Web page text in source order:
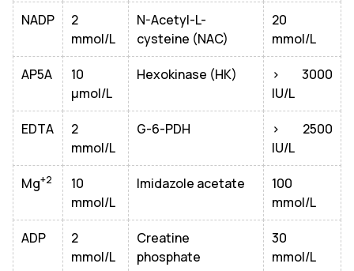
NADP
2
mmol/L
N-Acetyl-L-
cysteine (NAC)
20
mmol/L
AP5A
10
µmol/L
Hexokinase (HK)
> 3000
IU/L
EDTA
2
mmol/L
G-6-PDH
> 2500
IU/L
Mg+2
10
mmol/L
Imidazole acetate
100
mmol/L
ADP
2
mmol/L
Creatine
phosphate
30
mmol/L